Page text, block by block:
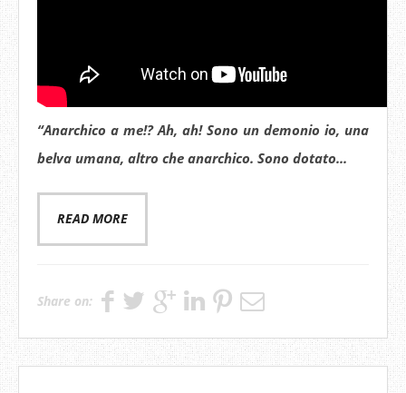
“Anarchico a me!? Ah, ah! Sono un demonio io, una
belva umana, altro che anarchico. Sono dotato...
READ MORE
Share on: